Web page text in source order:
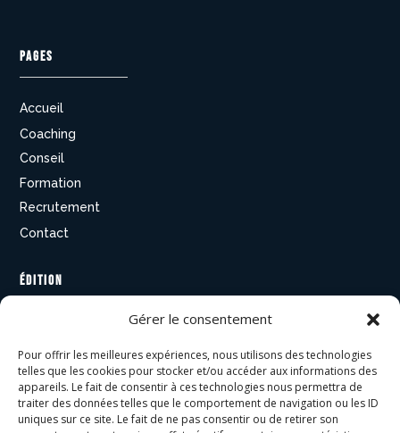
Gérer le consentement
Pour offrir les meilleures expériences, nous utilisons des technologies
telles que les cookies pour stocker et/ou accéder aux informations des
appareils. Le fait de consentir à ces technologies nous permettra de
traiter des données telles que le comportement de navigation ou les ID
uniques sur ce site. Le fait de ne pas consentir ou de retirer son
PAGES
Accueil
Coaching
Conseil
Formation
Recrutement
Contact
ÉDITION
Conférences
AUTRES